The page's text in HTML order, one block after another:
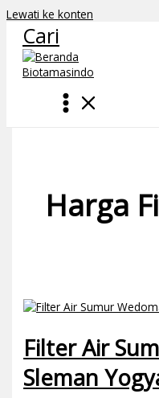
Lewati ke konten
Cari
Harga
Filter Air
Sleman